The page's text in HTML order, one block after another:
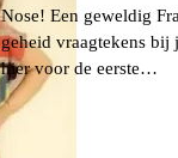
Nose! Een geweldig
geheid vraagtekens bij
hier voor de eerste…